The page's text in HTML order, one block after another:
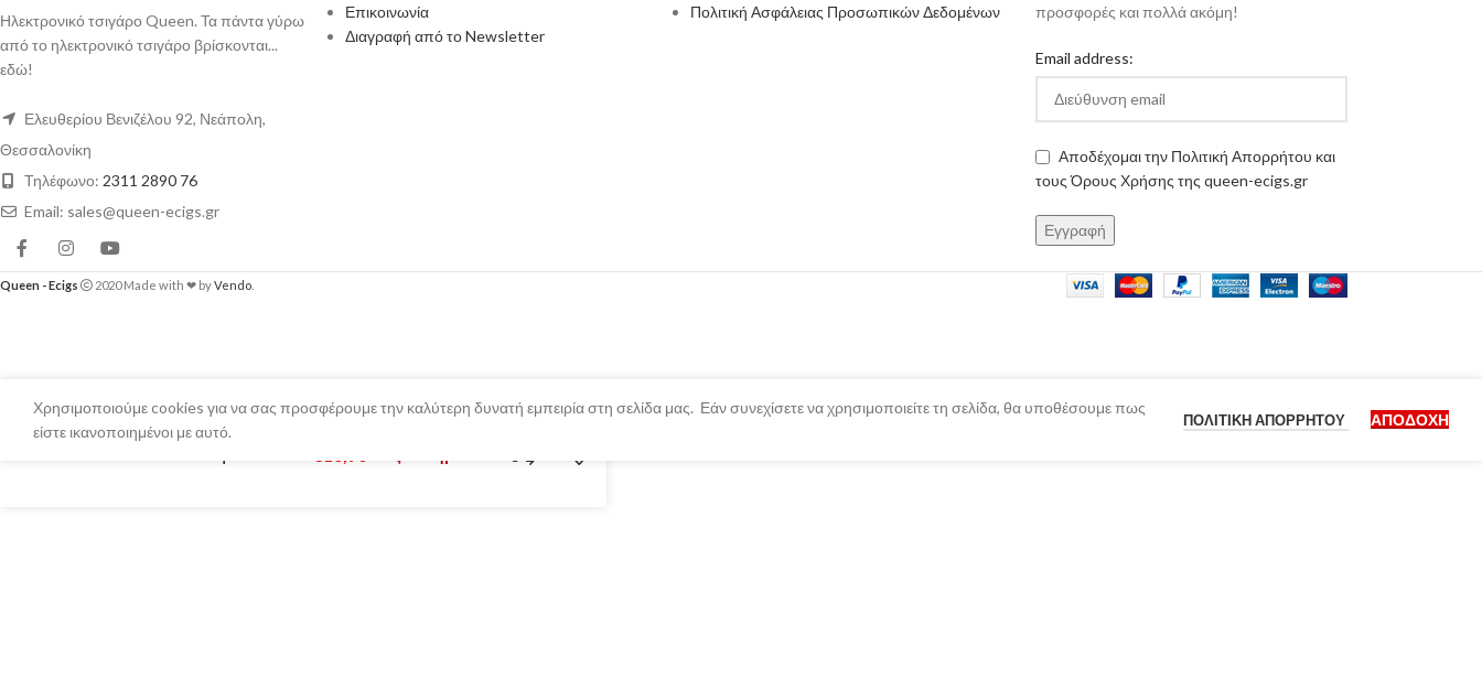
Ηλεκτρονικό τσιγάρο Queen. Τα πάντα γύρω
από το ηλεκτρονικό τσιγάρο βρίσκονται...
εδώ!
Ελευθερίου Βενιζέλου 92, Νεάπολη,
Θεσσαλονίκη
Τηλέφωνο: 2311 2890 76
Email: sales@queen-ecigs.gr
Επικοινωνία
Διαγραφή από το Newsletter
Πολιτική Ασφάλειας Προσωπικών Δεδομένων
προσφορές και πολλά ακόμη!
Email address:
Αποδέχομαι την Πολιτική Απορρήτου και
τους Όρους Χρήσης της queen-ecigs.gr
Queen - Ecigs 2020 Made with ❤ byVendo
Χρησιμοποιούμε cookies για να σας προσφέρουμε την καλύτερη δυνατή εμπειρία στη σελίδα μας. Εάν συνεχίσετε να χρησιμοποιείτε τη σελίδα, θα υποθέσουμε πως
είστε ικανοποιημένοι με αυτό.
ΠΟΛΙΤΙΚΉ ΑΠΟΡΡΉΤΟΥ ΑΠΟΔΟΧΉ